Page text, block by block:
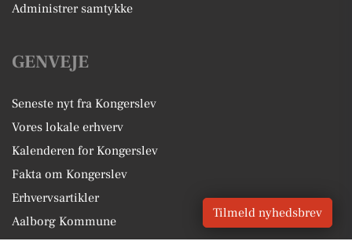
Administrer samtykke
GENVEJE
Seneste nyt fra Kongerslev
Vores lokale erhverv
Kalenderen for Kongerslev
Fakta om Kongerslev
Erhvervsartikler
Aalborg Kommune
Tilmeld nyhedsbrev